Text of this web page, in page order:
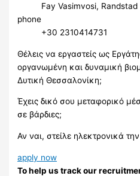
Fay Vasimvosi, Randstad
phone
+30 2310414731
Θέλεις να εργαστείς ως
οργανωμένη και δυναμική
Δυτική Θεσσαλονίκη;
Έχεις δικό σου μεταφορικό
σε βάρδιες;
Αν ναι, στείλε ηλεκτρονικά
apply now
To help us track our